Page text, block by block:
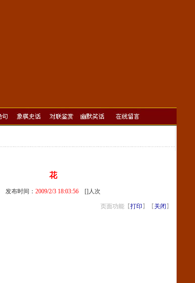
花
发布时间： 2009/2/3 18:03:56 []人次
页面功能【打印 】【 关闭 】